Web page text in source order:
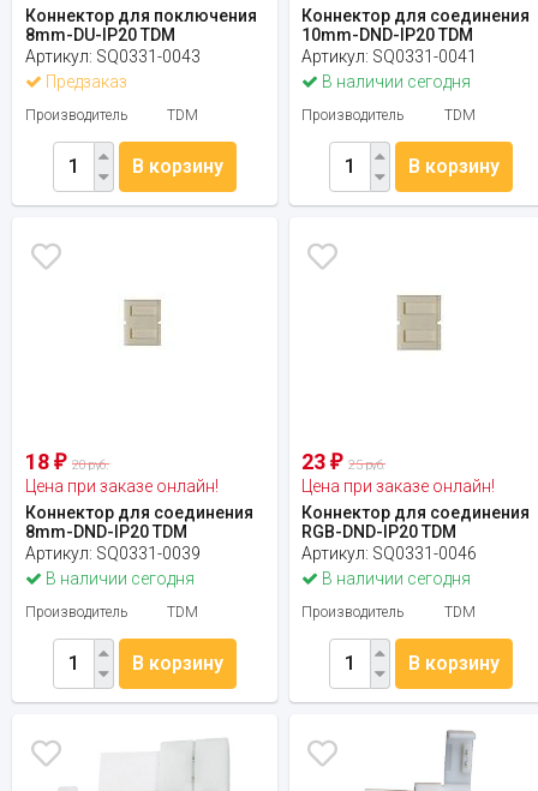
Коннектор для поключения
8mm-DU-IP20 TDM
Артикул: SQ0331-0043
Предзаказ
Производитель TDM
В корзину
Коннектор для соединения
10mm-DND-IP20 TDM
Артикул: SQ0331-0041
В наличии сегодня
Производитель TDM
В корзину
18 ₽ 20 руб.
Цена при заказе онлайн!
Коннектор для соединения
8mm-DND-IP20 TDM
Артикул: SQ0331-0039
В наличии сегодня
Производитель TDM
В корзину
23₽ 25 руб.
Цена при заказе онлайн!
Коннектор для соединения
RGB-DND-IP20 TDM
Артикул: SQ0331-0046
В наличии сегодня
Производитель TDM
В корзину